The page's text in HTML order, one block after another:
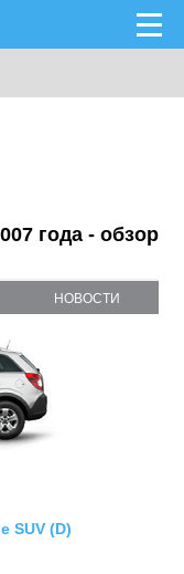
года - обзор
НОВОСТИ
SUV (D)